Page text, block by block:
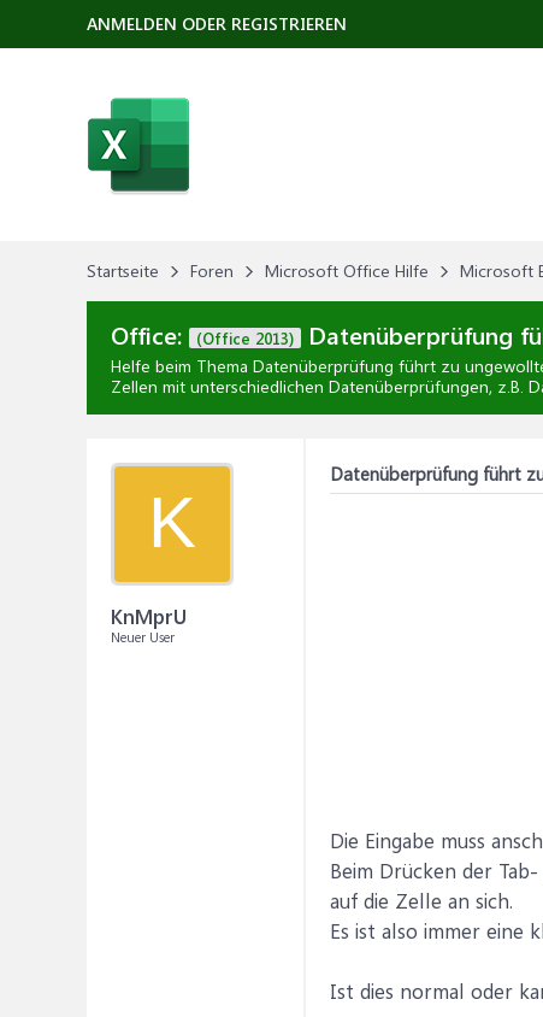
Startseite Foren Microsoft Office Hilfe Microsoft
Office: (Office 2013) Datenüberprüfung
Helfe beim Thema Datenüberprüfung führt zu
Zellen mit unterschiedlichen Datenüberprüfungen, z.B.
K
KnMprU
Neuer User
Datenüberprüfung führt
Die Eingabe muss
Beim Drücken der
auf die Zelle an sich.
Es ist also immer eine
Ist dies normal oder
ANMELDEN ODER REGISTRIEREN